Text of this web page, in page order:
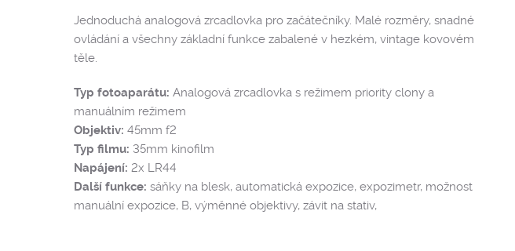
Jednoduchá analogová zrcadlovka pro začátečníky. Malé rozměry, snadné
ovládání a všechny základní funkce zabalené v hezkém, vintage kovovém
těle.
Typ fotoaparátu: Analogová zrcadlovka s režimem priority clony a
manuálním režimem
Objektiv: 45mm f2
Typ filmu: 35mm kinofilm
Napájení: 2x LR44
Další funkce: sáňky na blesk, automatická expozice, expozimetr, možnost
manuální expozice, B, výměnné objektivy, závit na stativ,